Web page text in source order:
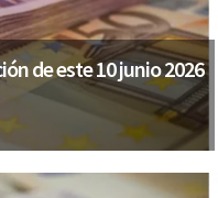
de este 10 junio 2026